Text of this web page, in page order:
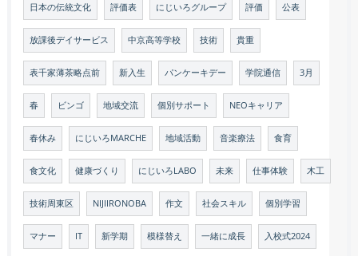
日本の伝統文化 評価表 にじいろグループ 評価 公表
放課後デイサービス 中京高等学校 技術 貴重
表千家薄茶略点前 新入生 パンケーキデー 学院通信 3月
春 ビンゴ 地域交流 個別サポート NEOキャリア
春休み にじいろMARCHE 地域活動 音楽療法 食育
食文化 健康づくり にじいろLABO 未来 仕事体験 木工
技術周東区 NIJIIRONOBA 作文 社会スキル 個別学習
マナー IT 新学期 模様替え 一緒に成長 入校式2024